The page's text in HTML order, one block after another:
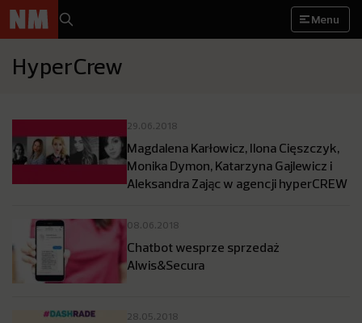
Menu
HyperCrew
29.06.2018
Magdalena Karłowicz, Ilona Cięszczyk,
Monika Dymon, Katarzyna Gajlewicz i
Aleksandra Zając w agencji hyperCREW
08.06.2018
Chatbot wesprze sprzedaż
Alwis&Secura
28.05.2018